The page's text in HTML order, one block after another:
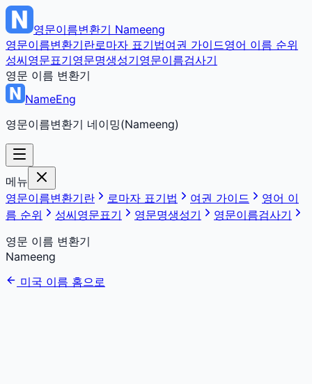
영문이름변환기 Nameeng
영문이름변환기란로마자 표기법여권 가이드영어 이름 순위
성씨영문표기영문명생성기영문이름검사기
영문 이름 변환기
NameEng
영문이름변환기 네이밍(Nameeng)
메뉴
영문이름변환기란
로마자 표기법 여권 가이드
영어 이
름 순위
성씨영문표기 영문명생성기
영문이름검사기
영문 이름 변환기
Nameeng
미국 이름 홈으로